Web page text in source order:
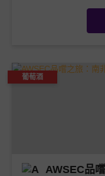
葡萄酒
AWSEC品